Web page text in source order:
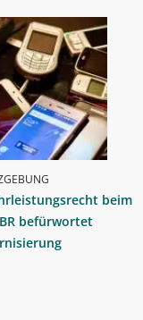
beim
befürwortet